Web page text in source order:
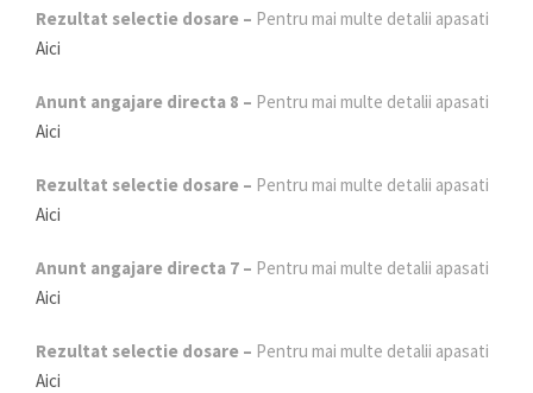
Rezultat selectie dosare – Pentru mai multe detalii apasati
Aici
Anunt angajare directa 8 – Pentru mai multe detalii apasati
Aici
Rezultat selectie dosare – Pentru mai multe detalii apasati
Aici
Anunt angajare directa 7 – Pentru mai multe detalii apasati
Aici
Rezultat selectie dosare – Pentru mai multe detalii apasati
Aici